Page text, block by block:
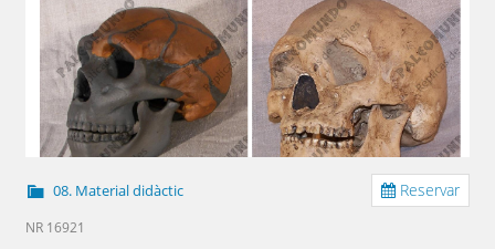
Reservar
08. Material didàctic
NR 16921